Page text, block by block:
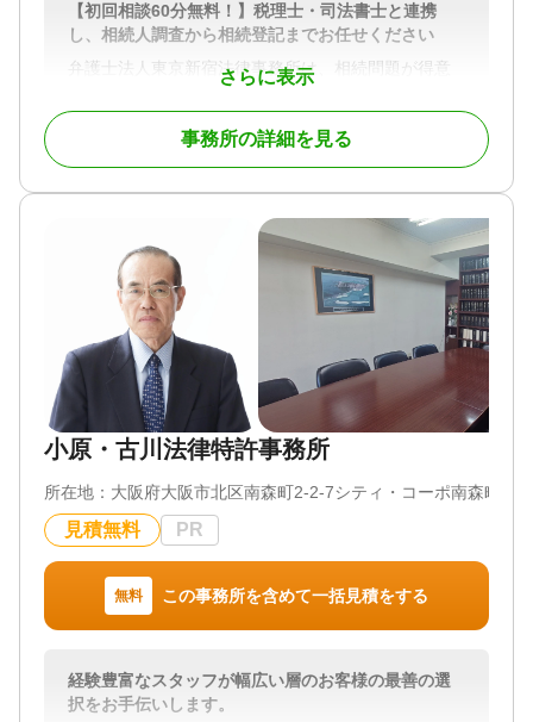
北海道、岩手県、宮城県、山形県、福島県、茨城
奈川県、新潟県、石川県、山梨県、長野県、岐阜
県、静岡県、愛知県、三重県、滋賀県、京都府、大
阪府、兵庫県、奈良県、和歌山県、岡山県、広島
県、山口県、徳島県、香川県、愛媛県、福岡県、長
崎県、熊本県、大分県、宮崎県、鹿児島県、沖縄県
対応業務
相続財産調査 / 相続手続き / 銀行手続き / 相続人調査
対応体制
電話相談可 / 初回相談無料 / オンライン面談可
・相続から生前対策、事業承継まで幅広く相談可能
登記に関する不安や疑問がございましたら、まずは
お気軽にご相談ください。
東京都、神奈川県、千葉県、埼玉県
相続登記 / 相続手続き / 事業承継
対応体制
電話相談可 / 訪問可 / 初回相談無料 / オンライン面談
可 / 事務所面談可
さらに表示
【初回相談60分無料！】税理士・司法書士と連携
し、相続人調査から相続登記までお任せください
弁護士法人東京新宿法律事務所は、相続問題が得意
な法律事務所です。グループ内の税理士法人、提携
司法書士と密に連携し、お客様の相続に関するお悩
みに対応しています。
弁護士がお客さまのお話を伺い、法的なアドバイス
や費用についてご説明いたします。相続に関するご
相談は、初回60分に限り無料です。
相続人調査では、戸籍謄本の収集による法定相続人
の確定に加え、金融機関・不動産の名寄帳調査、遺
言の有無の確認までを一括して対応します。
遺留分侵害額請求では、遺留分額の算定基礎となる
生前贈与の内容まで調査したうえで、適正な金額の
確保に努めます。
面談後、今後の進め方をご提案いたします。ご契約
内容についてご不明な点がありましたら、お気軽に
お尋ねください。
②新宿・横浜・大宮・千葉の4拠点｜オンライン相談
も可能
り、首都圏エリアの各駅から通いやすい立地に事務
所を構えています。
事務所の詳細を見る
小原・古川法律特許事務所
所在地： 大阪府大阪市北区南森町2-2-7シティ・コーポ南森町902
見積無料 PR
無料 この事務所を含めて一括見積をする
経験豊富なスタッフが幅広い層のお客様の最善の選
択をお手伝いします。